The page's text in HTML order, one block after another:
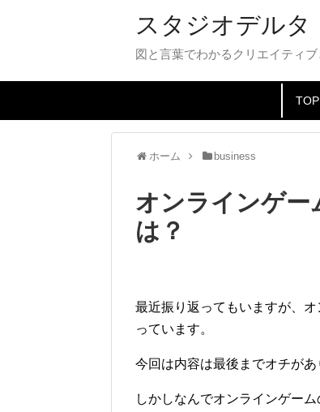
スタジオデルタ
図と言葉でわかるクリエイティ
TOP
ホーム business
オンラインゲー
は？
最近振り返ってもいますが、
っています。
今回は内容は最後までオチが
しかしなんでオンラインゲー